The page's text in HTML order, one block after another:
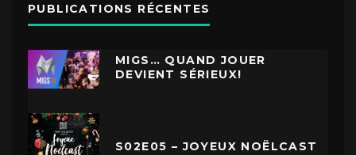
PUBLICATIONS RÉCENTES
MIGS… QUAND JOUER
DEVIENT SÉRIEUX!
S02E05 – JOYEUX NOËLCAST